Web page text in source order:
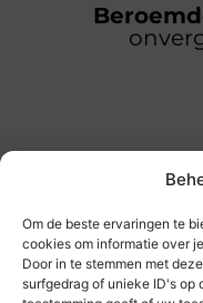
Om de beste ervaringen te
cookies om informatie over
Door in te stemmen met
surfgedrag of unieke ID's op
kickinsite.nl –